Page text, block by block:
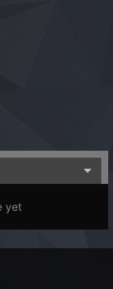
yet